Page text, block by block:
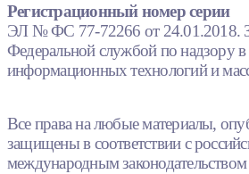
Регистрационный номер серии
ЭЛ № ФС 77-72266 от 24.01.2018.
Федеральной службой по надзору в
информационных технологий и
Все права на любые материалы,
защищены в соответствии с
международным законодательством